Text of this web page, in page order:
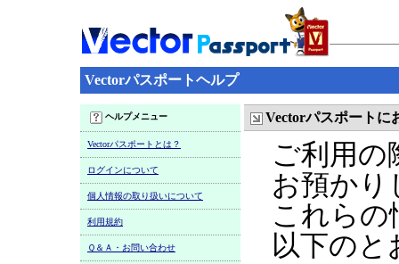
Vectorパスポートヘルプ
ヘルプメニュー
Vectorパスポートとは？
ログインについて
個人情報の取り扱いについて
利用規約
Ｑ＆Ａ・お問い合わせ
Vectorパスポートに
ご利用の
お預かり
これらの
以下のと